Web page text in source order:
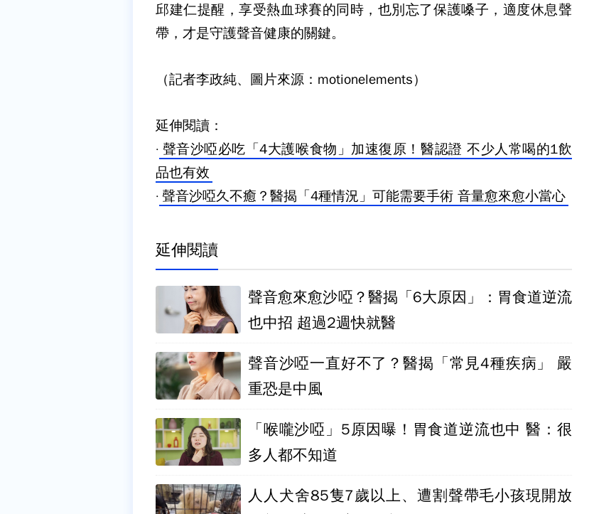
邱建仁提醒，享受熱血球賽的同時，也別忘了保護嗓子，適度休息聲
帶，才是守護聲音健康的關鍵。
（記者李政純、圖片來源：motionelements）
延伸閱讀：
· 聲音沙啞必吃「4大護喉食物」加速復原！醫認證 不少人常喝的1飲
品也有效
· 聲音沙啞久不癒？醫揭「4種情況」可能需要手術 音量愈來愈小當心
延伸閱讀
聲音愈來愈沙啞？醫揭「6大原因」：胃食道逆流
也中招 超過2週快就醫
聲音沙啞一直好不了？醫揭「常見4種疾病」 嚴
重恐是中風
「喉嚨沙啞」5原因曝！胃食道逆流也中 醫：很
多人都不知道
人人犬舍85隻7歲以上、遭割聲帶毛小孩現開放